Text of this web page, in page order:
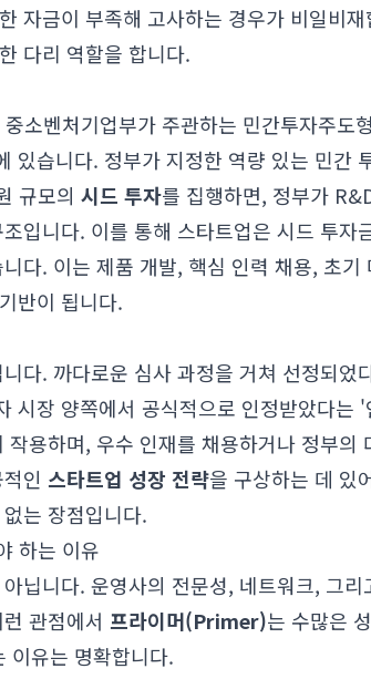
자금이 부족해 고사하는 경우가 비일비
다리 역할을 합니다.
벤처기업부가 주관하는 민간투자주도
있습니다. 정부가 지정한 역량 있는 민간
규모의 시드 투자를 집행하면, 정부가
입니다. 이를 통해 스타트업은 시드 투자
다. 이는 제품 개발, 핵심 인력 채용, 초기
반이 됩니다.
다. 까다로운 심사 과정을 거쳐 선정되었
시장 양쪽에서 공식적으로 인정받았다는
용하며, 우수 인재를 채용하거나 정부의
인 스타트업 성장 전략을 구상하는 데 있
는 장점입니다.
하는 이유
닙니다. 운영사의 전문성, 네트워크, 그
관점에서 프라이머(Primer)는 수많은
이유는 명확합니다.